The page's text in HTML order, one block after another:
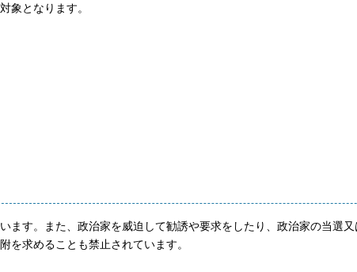
象となります。
す。また、政治家を威迫して勧誘や要求をしたり、政治家の当選
を求めることも禁止されています。